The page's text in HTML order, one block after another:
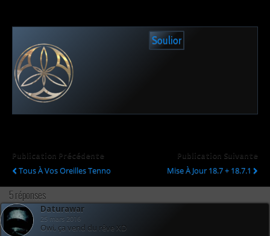
Soulior
Publication Précédente
Tous À Vos Oreilles Tenno
Publication Suivante
Mise À Jour 18.7 + 18.7.1
5 réponses
Daturawar
25 mars 2016
Owi, ça vend du rêve XD